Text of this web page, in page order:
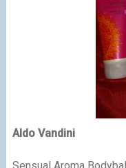
Aldo Vandini